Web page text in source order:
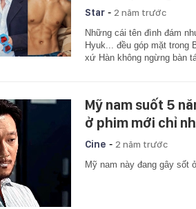
Star - 2 năm trước
Những cái tên đình đám
Hyuk... đều góp mặt trong
xứ Hàn không ngừng bàn
Mỹ nam suốt 5
ở phim mới chỉ
Cine - 2 năm trước
Mỹ nam này đang gây sốt